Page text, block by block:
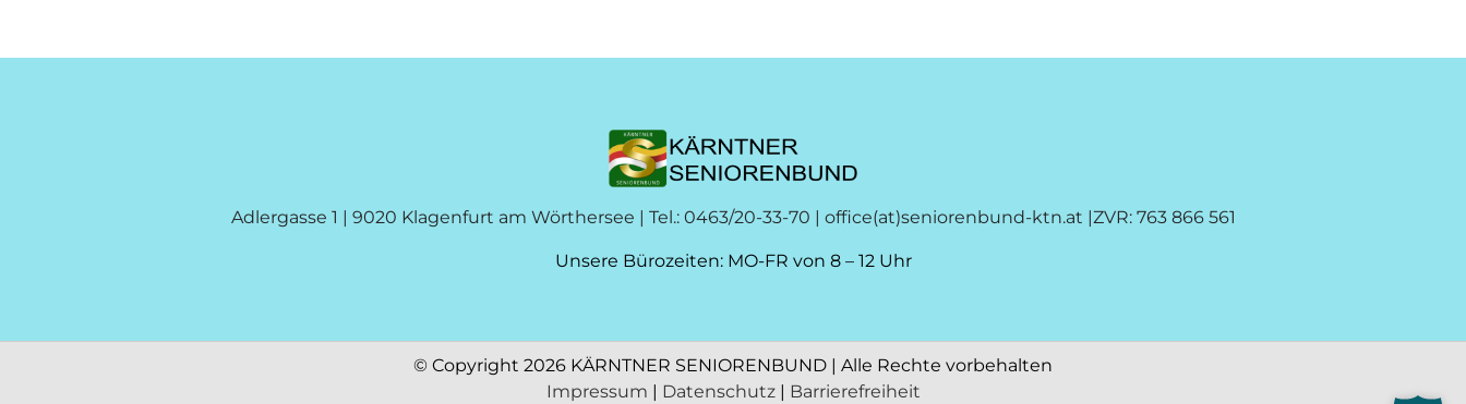
Adlergasse 1 | 9020 Klagenfurt am Wörthersee | Tel.: 0463/20-33-70 | office(at)seniorenbund-ktn.at |ZVR: 763 866 561
Unsere Bürozeiten: MO-FR von 8 – 12 Uhr
© Copyright 2026 KÄRNTNER SENIORENBUND | Alle Rechte vorbehalten
Impressum | Datenschutz | Barrierefreiheit